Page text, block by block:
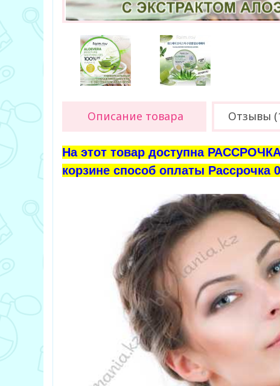
Описание товара Отзывы
На этот товар доступна
корзине способ оплаты Рассрочка